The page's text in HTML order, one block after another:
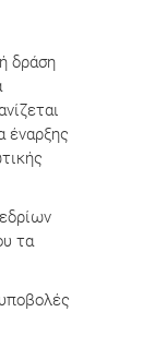
δράση
έναρξης
τα